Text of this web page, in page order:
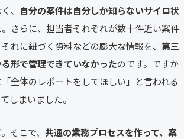
、 自分の案件は自分しか知らないサイロ状
さらに、担当者それぞれが数十件近い案件
れに紐づく資料などの膨大な情報を、 第三
形で管理できていなかったのです。ですか
「全体のレポートをしてほしい」と言われる
しまいました。
そこで、 共通の業務プロセスを作って、案